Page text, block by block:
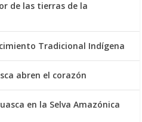
de las tierras de la
Tradicional Indígena
abren el corazón
en la Selva Amazónica